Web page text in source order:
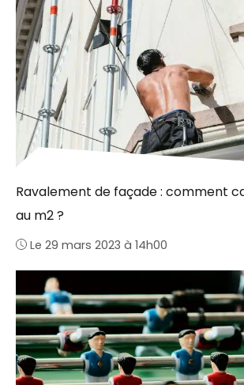
Ravalement de façade : comment
au m2 ?
Le 29 mars 2023 à 14h00